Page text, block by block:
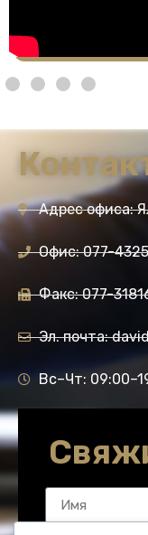
Адрес офиса:
Офис: 077-
Факс: 077-
Эл. почта:
Вс–Чт: